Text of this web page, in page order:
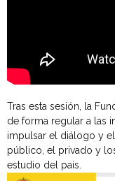
Tras esta sesión, la
de forma regular a las
impulsar el diálogo y
público, el privado y
estudio del país.